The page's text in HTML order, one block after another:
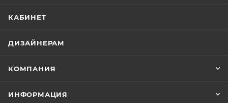
КАБИНЕТ
ДИЗАЙНЕРАМ
КОМПАНИЯ
ИНФОРМАЦИЯ